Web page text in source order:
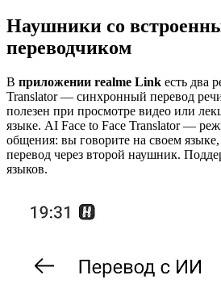
Наушники со
переводчиком
В приложении realme Link есть два
Translator — синхронный перевод
полезен при просмотре видео или
языке. AI Face to Face Translator —
общения: вы говорите на своем
перевод через второй наушник.
языков.